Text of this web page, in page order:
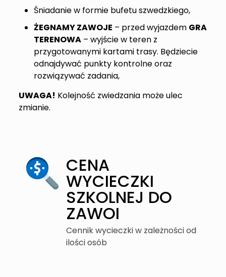
Śniadanie w formie bufetu szwedzkiego,
ŻEGNAMY ZAWOJE – przed wyjazdem GRA
TERENOWA– wyjście w teren z
przygotowanymi kartami trasy. Będziecie
odnajdywać punkty kontrolne oraz
rozwiązywać zadania,
UWAGA! Kolejność zwiedzania może ulec
zmianie.
CENA
WYCIECZKI
SZKOLNEJ DO
ZAWOI
Cennik wycieczki w zależności od
ilości osób